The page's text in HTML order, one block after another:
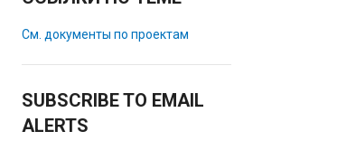
См. документы по проектам
SUBSCRIBE TO EMAIL
ALERTS